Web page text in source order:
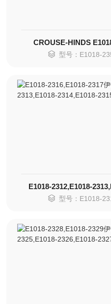
CROUSE-HINDS
型号：E1018-
型号：E1018-